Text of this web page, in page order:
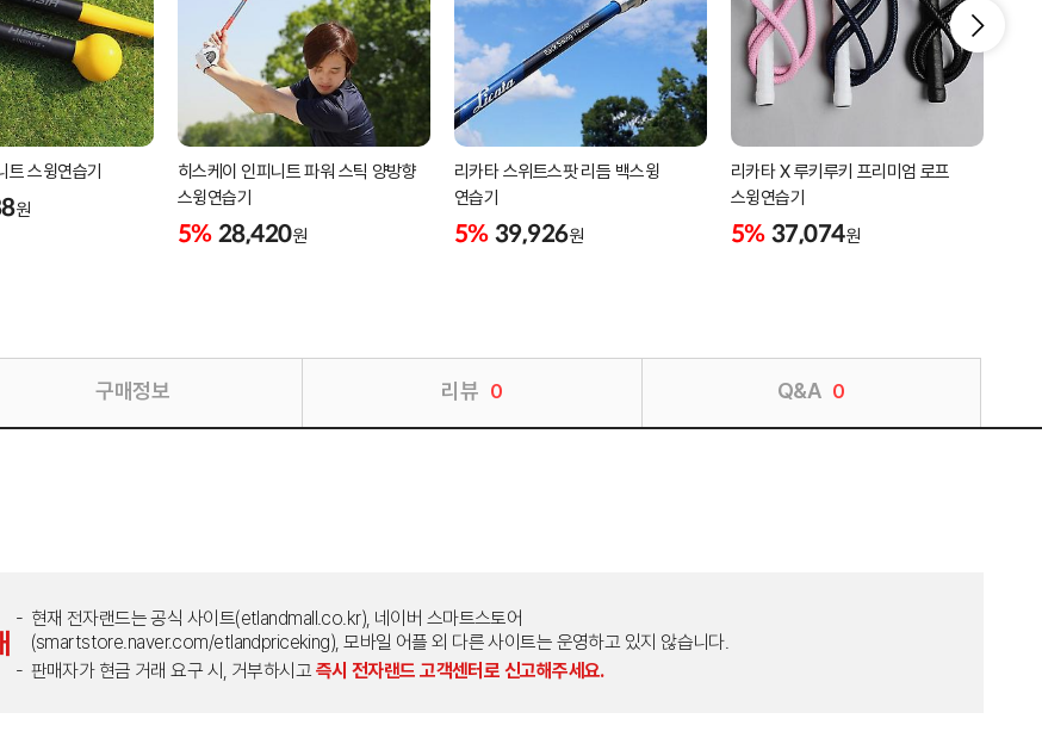
트 스윙연습기
원
히스케이 인피니트 파워 스틱 양방향
스윙연습기
5% 28,420원
리카타 스위트스팟 리듬 백스윙
연습기
5% 39,926원
리카타 X 루키루키 프리미엄 로프
스윙연습기
5% 37,074원
구매정보 리뷰 0 Q&A 0
현재 전자랜드는 공식 사이트(etlandmall.co.kr), 네이버 스마트스토어
(smartstore.naver.com/etlandpriceking), 모바일 어플 외 다른 사이트는 운영하고 있지 않습니다.
판매자가 현금 거래 요구 시, 거부하시고 즉시 전자랜드 고객센터로 신고해주세요.